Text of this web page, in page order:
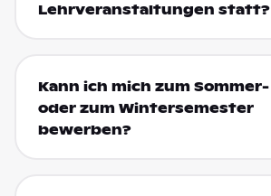
Lehrveranstaltungen statt?
Kann ich mich zum Sommer-
oder zum Wintersemester
bewerben?